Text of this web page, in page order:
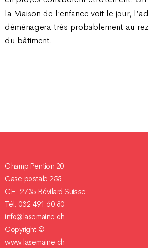
la Maison de l’enfance voit le jour,
déménagera très probablement au
du bâtiment.
Champ Pention 20
Case postale 255
CH-2735 Bévilard Suisse
Tél. 032 491 60 80
info@lasemaine.ch
Copyright ©
www.lasemaine.ch